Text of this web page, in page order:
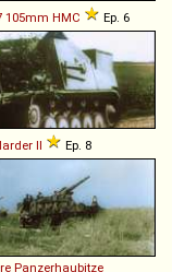
105mm HMC Ep. 6
II Ep. 8
Panzerhaubitze